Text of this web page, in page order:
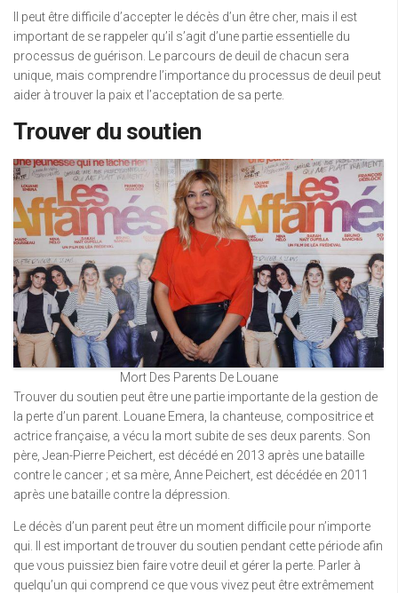
Il peut être difficile d’accepter le décès d’un être cher, mais il est
important de se rappeler qu’il s’agit d’une partie essentielle du
processus de guérison. Le parcours de deuil de chacun sera
unique, mais comprendre l’importance du processus de deuil peut
aider à trouver la paix et l’acceptation de sa perte.
Trouver du soutien
Mort Des Parents De Louane
Trouver du soutien peut être une partie importante de la gestion de
la perte d’un parent. Louane Emera, la chanteuse, compositrice et
actrice française, a vécu la mort subite de ses deux parents. Son
père, Jean-Pierre Peichert, est décédé en 2013 après une bataille
contre le cancer ; et sa mère, Anne Peichert, est décédée en 2011
après une bataille contre la dépression.
Le décès d’un parent peut être un moment difficile pour n’importe
qui. Il est important de trouver du soutien pendant cette période afin
que vous puissiez bien faire votre deuil et gérer la perte. Parler à
quelqu’un qui comprend ce que vous vivez peut être extrêmement